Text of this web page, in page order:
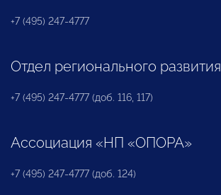
+7 (495) 247-4777
Отдел регионального развития
+7 (495) 247-4777 (доб. 116, 117)
Ассоциация «НП «ОПОРА»
+7 (495) 247-4777 (доб. 124)